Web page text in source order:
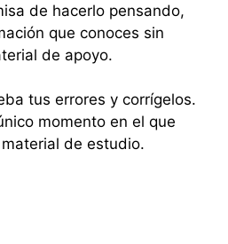
de hacerlo pensando,
que conoces sin
de apoyo.
tus errores y corrígelos.
momento en el que
de estudio.